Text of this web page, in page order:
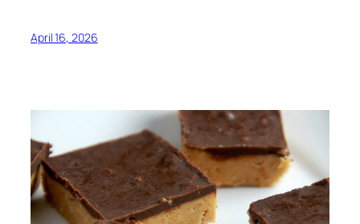
April 16, 2026